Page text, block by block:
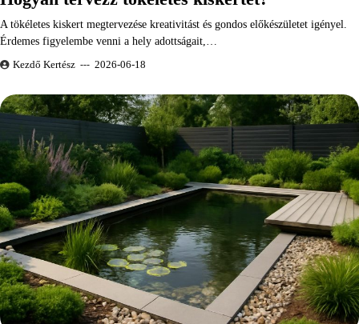
A tökéletes kiskert megtervezése kreativitást és gondos előkészületet igényel.
Érdemes figyelembe venni a hely adottságait,…
Kezdő Kertész 2026-06-18